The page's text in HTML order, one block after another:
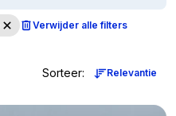
Verwijder alle filters
Sorteer: Relevantie